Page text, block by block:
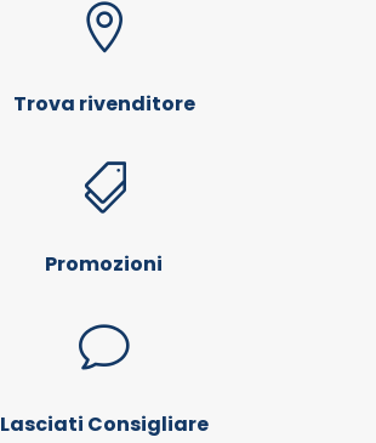

Trova rivenditore

Promozioni
v
Lasciati Consigliare